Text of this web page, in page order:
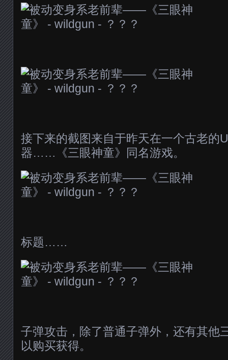
接下来的截图来自于昨天在一个古老的
器……《三眼神童》同名游戏。
标题……
子弹攻击，除了普通子弹外，还有其他
以购买获得。